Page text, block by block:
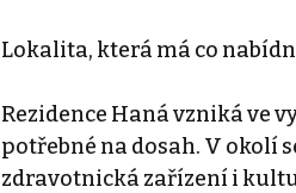
Lokalita, která má co
Rezidence Haná vzniká ve
potřebné na dosah. V okolí
zdravotnická zařízení i